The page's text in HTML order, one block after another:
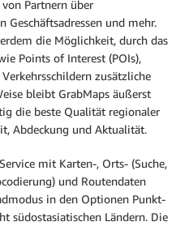
Partnern über
Geschäftsadressen und mehr.
die Möglichkeit, durch das
Points of Interest (POIs),
zusätzliche
bleibt GrabMaps äußerst
die beste Qualität regionaler
Abdeckung und Aktualität.
mit Karten-, Orts- (Suche,
und Routendaten
in den Optionen Punkt-
südostasiatischen Ländern. Die